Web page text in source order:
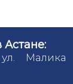
Астане:
Малика